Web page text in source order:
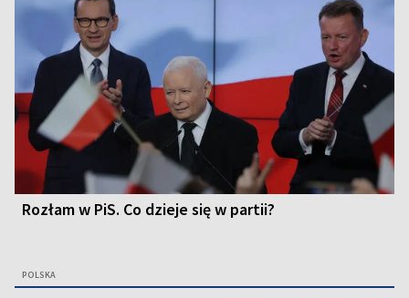
Rozłam w PiS. Co dzieje się w partii?
POLSKA